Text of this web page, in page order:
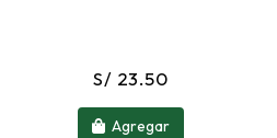
S/ 23.50
Agregar